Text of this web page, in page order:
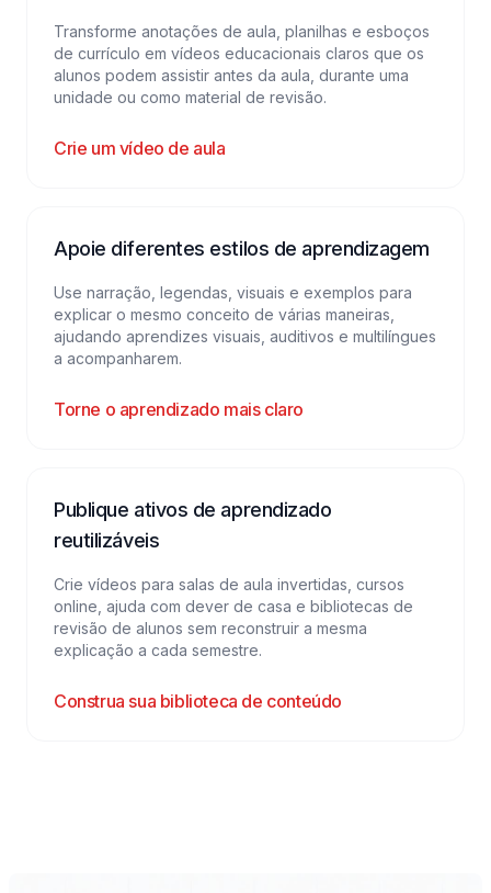
Transforme anotações de aula, planilhas e esboços
de currículo em vídeos educacionais claros que os
alunos podem assistir antes da aula, durante uma
unidade ou como material de revisão.
Crie um vídeo de aula
Apoie diferentes estilos de aprendizagem
Use narração, legendas, visuais e exemplos para
explicar o mesmo conceito de várias maneiras,
ajudando aprendizes visuais, auditivos e multilíngues
a acompanharem.
Torne o aprendizado mais claro
Publique ativos de aprendizado
reutilizáveis
Crie vídeos para salas de aula invertidas, cursos
online, ajuda com dever de casa e bibliotecas de
revisão de alunos sem reconstruir a mesma
explicação a cada semestre.
Construa sua biblioteca de conteúdo